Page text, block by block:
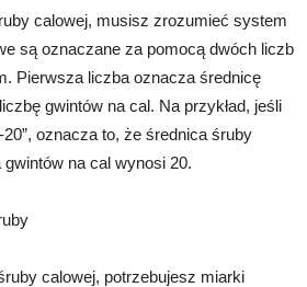
calowej, musisz zrozumieć system
są oznaczane za pomocą dwóch liczb
Pierwsza liczba oznacza średnicę
gwintów na cal. Na przykład, jeśli
oznacza to, że średnica śruby
na cal wynosi 20.
calowej, potrzebujesz miarki